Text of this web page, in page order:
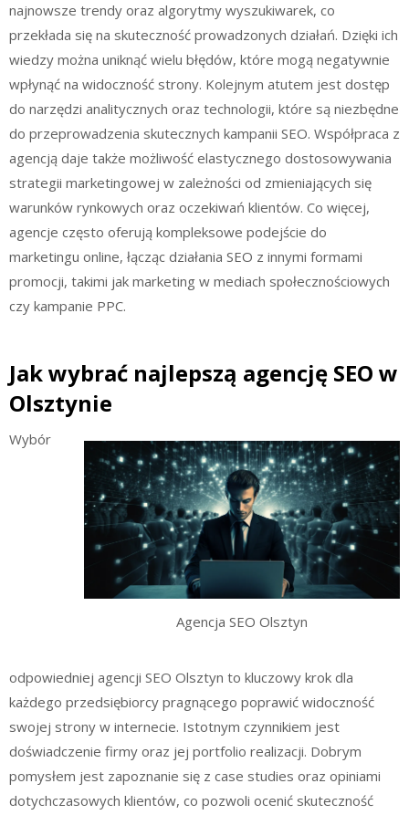
najnowsze trendy oraz algorytmy wyszukiwarek, co
przekłada się na skuteczność prowadzonych działań. Dzięki ich
wiedzy można uniknąć wielu błędów, które mogą negatywnie
wpłynąć na widoczność strony. Kolejnym atutem jest dostęp
do narzędzi analitycznych oraz technologii, które są niezbędne
do przeprowadzenia skutecznych kampanii SEO. Współpraca z
agencją daje także możliwość elastycznego dostosowywania
strategii marketingowej w zależności od zmieniających się
warunków rynkowych oraz oczekiwań klientów. Co więcej,
agencje często oferują kompleksowe podejście do
marketingu online, łącząc działania SEO z innymi formami
promocji, takimi jak marketing w mediach społecznościowych
czy kampanie PPC.
Jak wybrać najlepszą agencję SEO w
Olsztynie
Agencja SEO Olsztyn
Wybór
odpowiedniej agencji SEO Olsztyn to kluczowy krok dla
każdego przedsiębiorcy pragnącego poprawić widoczność
swojej strony w internecie. Istotnym czynnikiem jest
doświadczenie firmy oraz jej portfolio realizacji. Dobrym
pomysłem jest zapoznanie się z case studies oraz opiniami
dotychczasowych klientów, co pozwoli ocenić skuteczność